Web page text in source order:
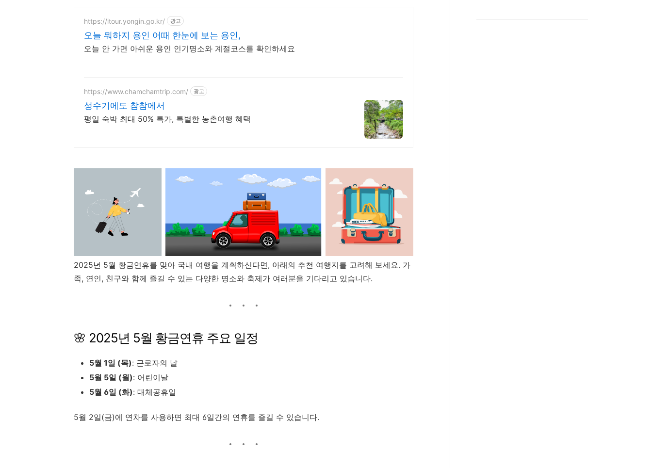
https://itour.yongin.go.kr/ 광고
오늘 뭐하지 용인 어때 한눈에 보는 용인,
오늘 안 가면 아쉬운 용인 인기명소와 계절코스를 확인하세요
https://www.chamchamtrip.com/ 광고
성수기에도 참참에서
평일 숙박 최대 50% 특가, 특별한 농촌여행 혜택
2025년 5월 황금연휴를 맞아 국내 여행을 계획하신다면, 아래의 추천 여행지를 고려해 보세요. 가
족, 연인, 친구와 함께 즐길 수 있는 다양한 명소와 축제가 여러분을 기다리고 있습니다.
🌸 2025년 5월 황금연휴 주요 일정
5월 1일 (목): 근로자의 날
5월 5일 (월): 어린이날
5월 6일 (화): 대체공휴일
5월 2일(금)에 연차를 사용하면 최대 6일간의 연휴를 즐길 수 있습니다.